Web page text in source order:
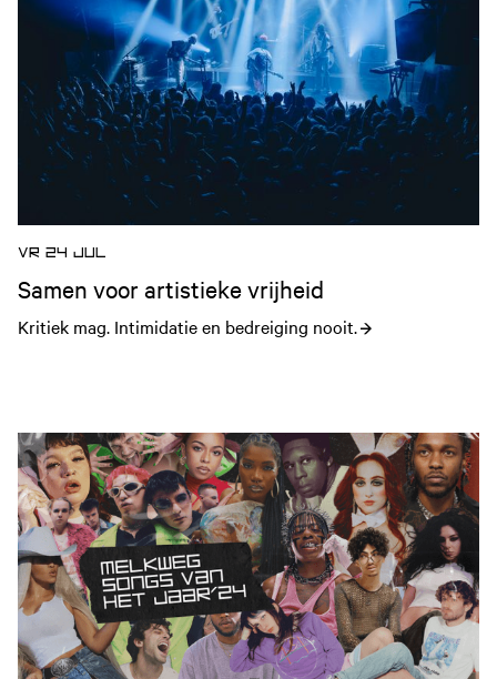
VR 24 JUL
Samen voor artistieke vrijheid
Kritiek mag. Intimidatie en bedreiging nooit.
Open nieuws artikel